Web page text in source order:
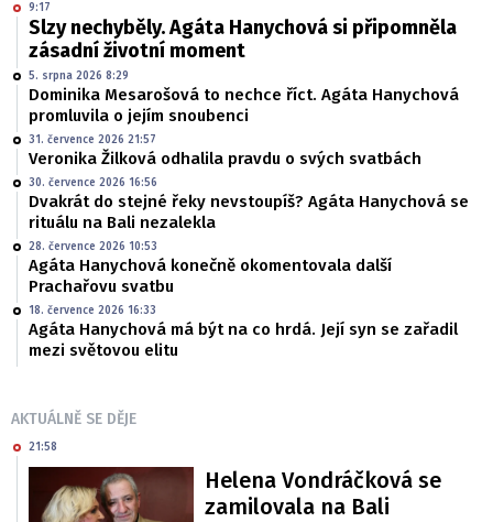
9:17
Slzy nechyběly. Agáta Hanychová si připomněla
zásadní životní moment
5. srpna 2026 8:29
Dominika Mesarošová to nechce říct. Agáta Hanychová
promluvila o jejím snoubenci
31. července 2026 21:57
Veronika Žilková odhalila pravdu o svých svatbách
30. července 2026 16:56
Dvakrát do stejné řeky nevstoupíš? Agáta Hanychová se
rituálu na Bali nezalekla
28. července 2026 10:53
Agáta Hanychová konečně okomentovala další
Prachařovu svatbu
18. července 2026 16:33
Agáta Hanychová má být na co hrdá. Její syn se zařadil
mezi světovou elitu
AKTUÁLNĚ SE DĚJE
21:58
Helena Vondráčková se
zamilovala na Bali